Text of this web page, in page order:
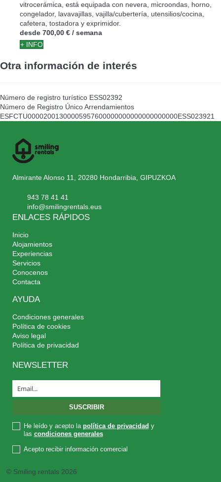
vitrocerámica, está equipada con nevera, microondas, horno,
congelador, lavavajillas, vajilla/cubertería, utensilios/cocina,
cafetera, tostadora y exprimidor.
desde 700,00 € / semana
+ INFO
Otra información de interés
Número de registro turístico ESS02392
Número de Registro Único Arrendamientos
ESFCTU00002001300005957600000000000000000000ESS023921
Almirante Alonso 11, 20280 Hondarribia, GIPUZKOA
943 78 41 41
info@smilingrentals.eus
ENLACES RÁPIDOS
Inicio
Alojamientos
Experiencias
Servicios
Conocenos
Contacta
AYUDA
Condiciones generales
Política de cookies
Aviso legal
Política de privacidad
NEWSLETTER
He leído y acepto la política de privacidad y
las condiciones generales
Acepto recibir información comercial
© Smiling rentals 2026